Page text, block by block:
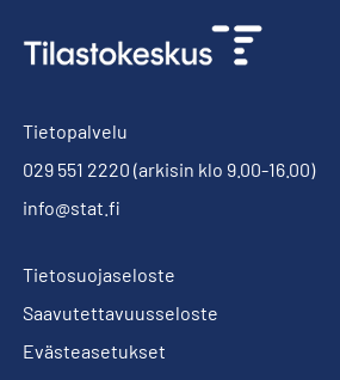
Tietopalvelu
029 551 2220 (arkisin klo 9.00-16.00)
info@stat.fi
Tietosuojaseloste
Saavutettavuusseloste
Evästeasetukset